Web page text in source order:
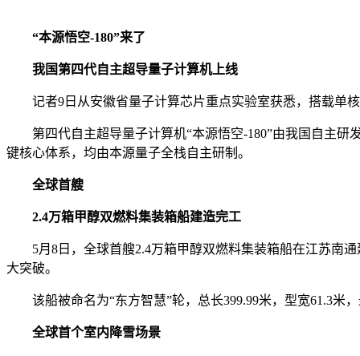
“本源悟空-180”来了
我国第四代自主超导量子计算机上线
记者9日从安徽省量子计算芯片重点实验室获悉，搭载单核
第四代自主超导量子计算机“本源悟空-180”由我国自主研
键核心体系，均由本源量子全栈自主研制。
全球首艘
2.4万箱甲醇双燃料集装箱船建造完工
5月8日，全球首艘2.4万箱甲醇双燃料集装箱船在江苏南通
大突破。
该船被命名为“东方智慧”轮，总长399.99米，型宽61.3米
全球首个室内降雪场景